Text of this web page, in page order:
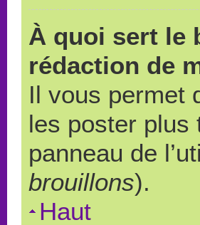
À quoi sert le
rédaction de
Il vous permet
les poster plus
panneau de
brouillons).
Haut